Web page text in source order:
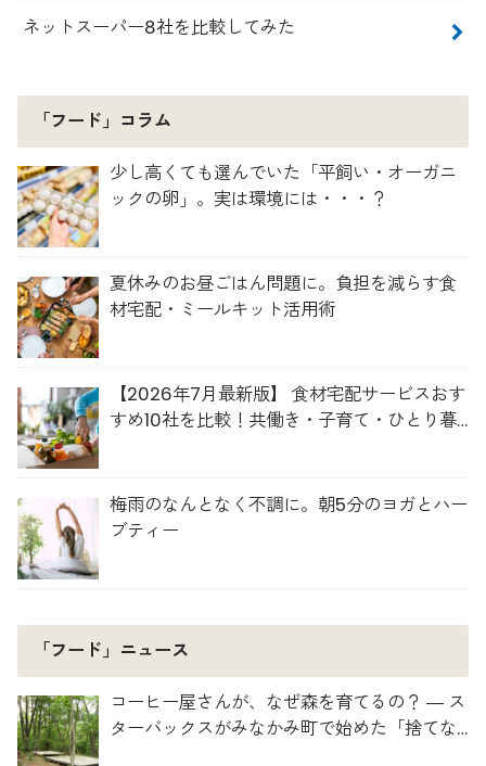
ネットスーパー8社を比較してみた
「フード」コラム
少し高くても選んでいた「平飼い・オーガニ
ックの卵」。実は環境には・・・？
夏休みのお昼ごはん問題に。負担を減らす食
材宅配・ミールキット活用術
【2026年7月最新版】 食材宅配サービスおす
すめ10社を比較！共働き・子育て・ひとり暮
梅雨のなんとなく不調に。朝5分のヨガとハー
ブティー
「フード」ニュース
コーヒー屋さんが、なぜ森を育てるの？ ― ス
ターバックスがみなかみ町で始めた「捨てな